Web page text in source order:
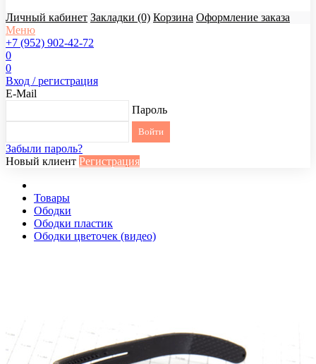
Личный кабинет Закладки (0) Корзина Оформление заказа
Меню
+7 (952) 902-42-72
0
0
Вход / регистрация
E-Mail
Пароль
Забыли пароль?
Новый клиент Регистрация
Товары
Ободки
Ободки пластик
Ободки цветочек (видео)